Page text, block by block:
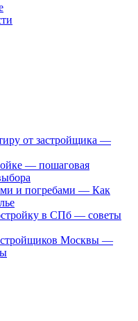
от застройщика —
— пошаговая
и погребами — Как
в СПб — советы
Москвы —